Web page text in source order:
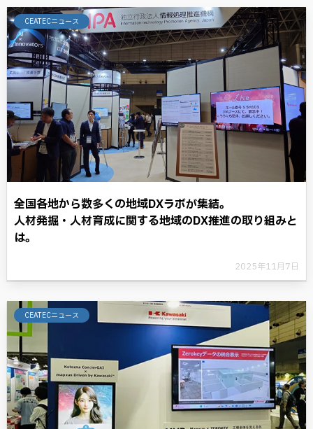
CEATECニュース
全国各地から数多くの地域DXラボが集結。
人材発掘・人材育成に関する地域のDX推進の取り組みと
は。
2025年11月7日
CEATECニュース